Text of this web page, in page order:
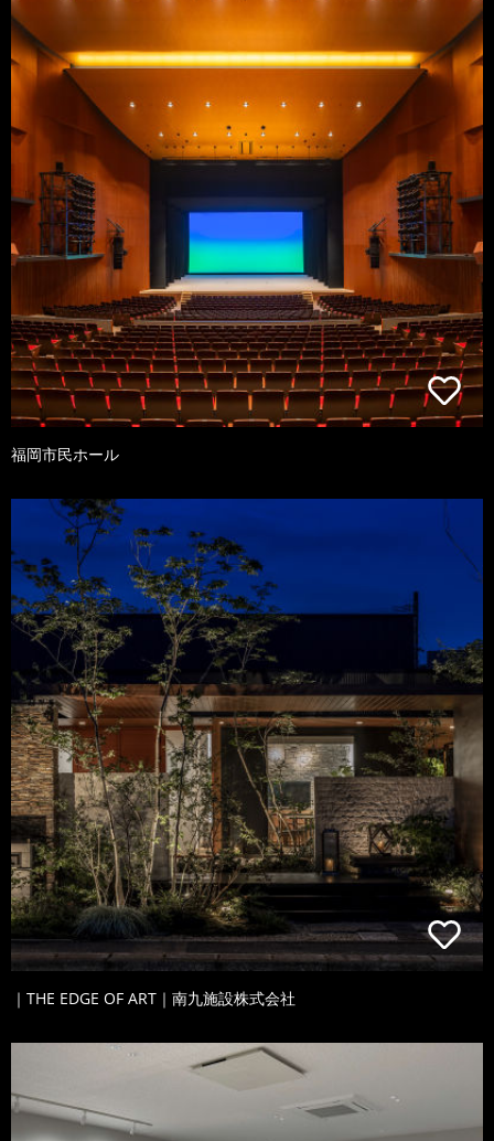
福岡市民ホール
｜THE EDGE OF ART｜南九施設株式会社